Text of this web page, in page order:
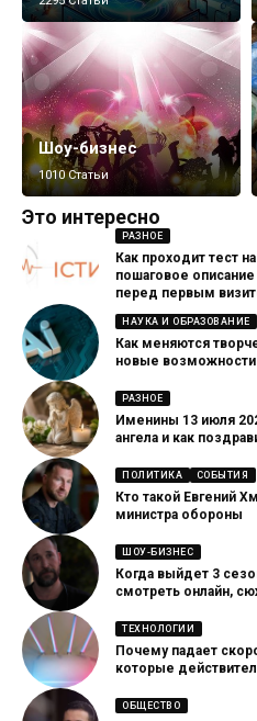
Шоу-бизнес
1010 Статьи
Это интересно
РАЗНОЕ
Как проходит тест
пошаговое
перед первым
НАУКА И ОБРАЗОВАНИЕ
Как меняются
новые возможности
РАЗНОЕ
Именины 13 июля
ангела и как
ПОЛИТИКА СОБЫТИЯ
Кто такой Евгений
министра обороны
ШОУ-БИЗНЕС
Когда выйдет 3
смотреть онлайн,
ТЕХНОЛОГИИ
Почему падает
которые
ОБЩЕСТВО